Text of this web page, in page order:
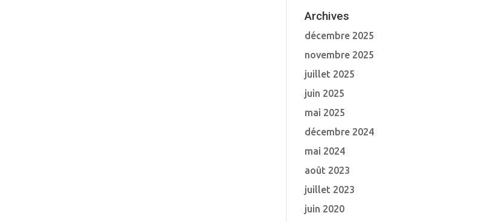
Archives
décembre 2025
novembre 2025
juillet 2025
juin 2025
mai 2025
décembre 2024
mai 2024
août 2023
juillet 2023
juin 2020